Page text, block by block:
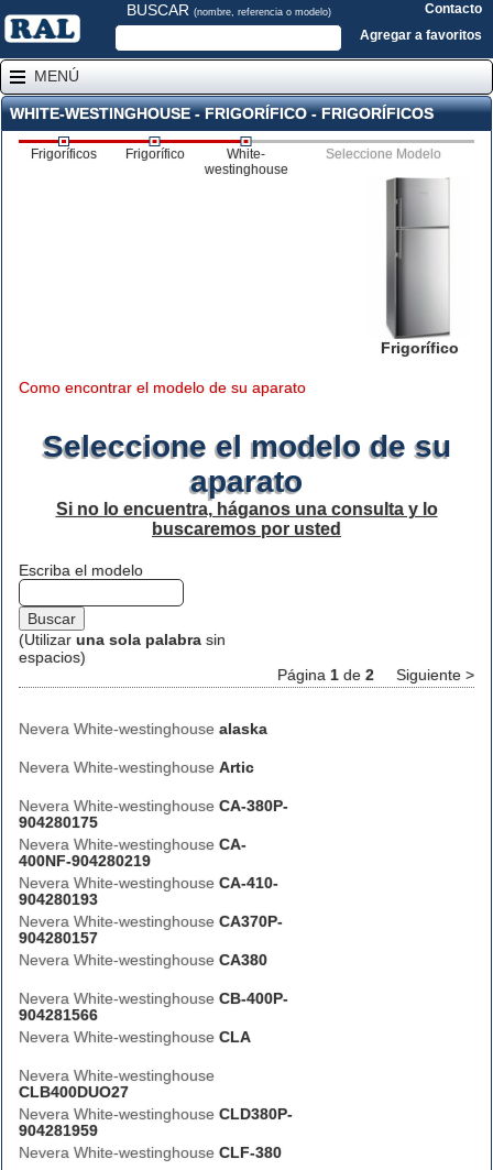
BUSCAR (nombre, referencia o modelo)
Contacto
Agregar a favoritos
MENÚ
WHITE-WESTINGHOUSE - FRIGORÍFICO - FRIGORÍFICOS
Frigoríficos Frigorífico
White-
westinghouse
Seleccione Modelo
Frigorífico
Como encontrar el modelo de su aparato
Seleccione el modelo de su
aparato
Si no lo encuentra, háganos una consulta y lo
buscaremos por usted
Escriba el modelo
(Utilizar una sola palabra sin
espacios)
Página 1 de 2 Siguiente >
Nevera White-westinghouse alaska
Nevera White-westinghouse Artic
Nevera White-westinghouse CA-380P-
904280175
Nevera White-westinghouse CA-
400NF-904280219
Nevera White-westinghouse CA-410-
904280193
Nevera White-westinghouse CA370P-
904280157
Nevera White-westinghouse CA380
Nevera White-westinghouse CB-400P-
904281566
Nevera White-westinghouse CLA
Nevera White-westinghouse
CLB400DUO27
Nevera White-westinghouse CLD380P-
904281959
Nevera White-westinghouse CLF-380